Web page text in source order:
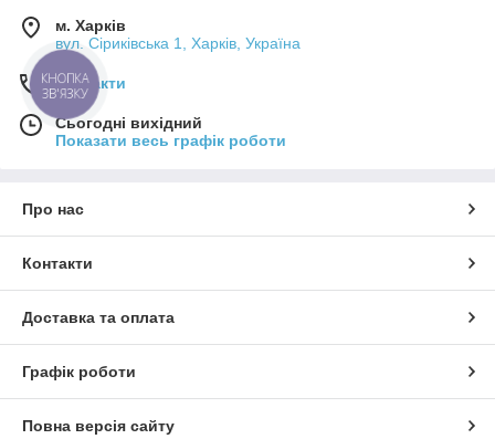
м. Харків
вул. Сіриківська 1, Харків, Україна
Контакти
Сьогодні вихідний
Показати весь графік роботи
Про нас
Контакти
Доставка та оплата
Графік роботи
Повна версія сайту
КНОПКА
ЗВ'ЯЗКУ